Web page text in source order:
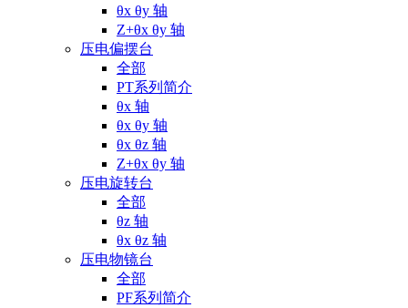
θx θy 轴
Z+θx θy 轴
压电偏摆台
全部
PT系列简介
θx 轴
θx θy 轴
θx θz 轴
Z+θx θy 轴
压电旋转台
全部
θz 轴
θx θz 轴
压电物镜台
全部
PF系列简介